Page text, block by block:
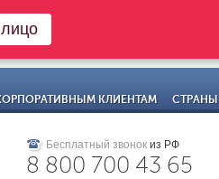
КЛИЕНТАМ СТРАНЫ
Бесплатный звонок из РФ
8 800 700 43 65